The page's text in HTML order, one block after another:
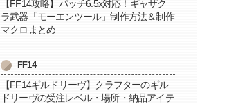
【FF14攻略】パッチ6.5x対応！ギャザク
ラ武器「モーエンツール」制作方法＆制作
マクロまとめ
FF14
【FF14ギルドリーヴ】クラフターのギル
ドリーヴの受注レベル・場所・納品アイテ